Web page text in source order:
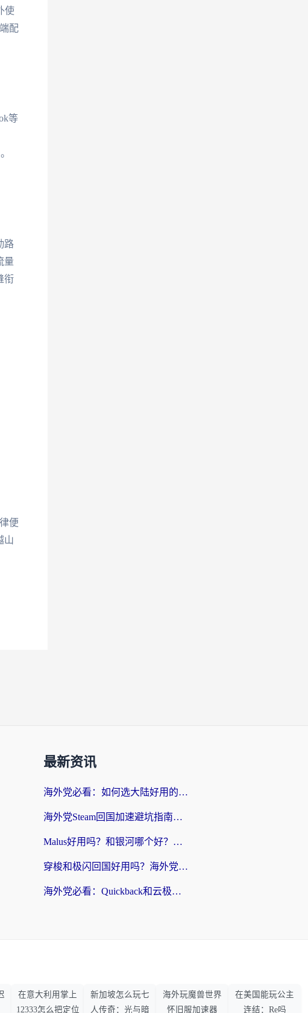
使
配
等
路
量
衔
便
山
最新资讯
海外党必看：如何选大陆好用的vpn？一篇解决你的回国访问难题
海外党Steam回国加速避坑指南：从延迟卡顿到无缝畅玩，我踩过的坑和最优解
Malus好用吗？和银河哪个好？海外党选回国加速器的避坑指南（附乌克兰玩国内游戏实测）
穿梭和极闪回国好用吗？海外党亲测4款加速器+1个隐藏宝藏
海外党必看：Quickback和云极好用吗？3招教你选对回国加速器（附PC端VPN实测对比）
在意大利用掌上
12333怎么把定位
新加坡怎么玩七
人传奇：光与暗
海外玩魔兽世界
怀旧服加速器
在美国能玩公主
连结：Re吗